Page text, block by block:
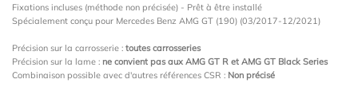
Fixations incluses (méthode non précisée) - Prêt à être installé
Spécialement conçu pour Mercedes Benz AMG GT (190) (03/2017-12/2021)
Précision sur la carrosserie : toutes carrosseries
Précision sur la lame : ne convient pas aux AMG GT R et AMG GT Black Series
Combinaison possible avec d'autres références CSR : Non précisé